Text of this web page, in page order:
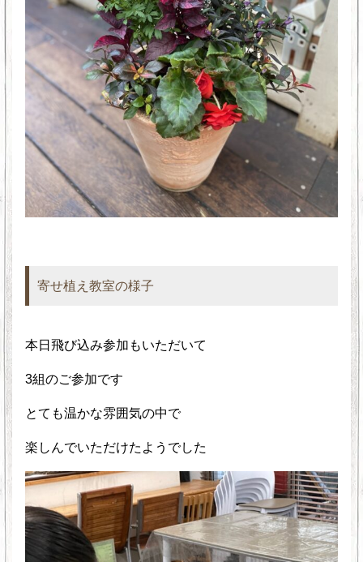
寄せ植え教室の様子
本日飛び込み参加もいただいて
3組のご参加です
とても温かな雰囲気の中で
楽しんでいただけたようでした